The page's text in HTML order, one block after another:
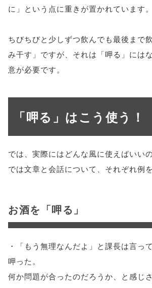
に」という点に重きが置かれています。
ちびちびと少しずつ飲んでも最後まで
み干す」ですが、それは「呷る」には
意が必要です。
「呷る」はこう使う！
では、実際にはどんな風に使えばいい
では文章と会話について、それぞれ例
お酒を「呷る」
・「もう無理なんだよ」と課長は言っ
呷った。
何か問題が合ったのだろうか、と感じさ